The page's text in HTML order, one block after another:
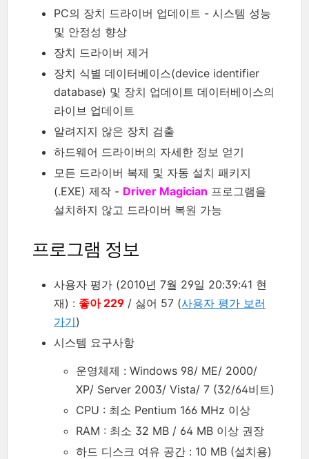
PC의 장치 드라이버 업데이트 - 시스템 성능
및 안정성 향상
장치 드라이버 제거
장치 식별 데이터베이스(device identifier
database) 및 장치 업데이트 데이터베이스의
라이브 업데이트
알려지지 않은 장치 검출
하드웨어 드라이버의 자세한 정보 얻기
모든 드라이버 복제 및 자동 설치 패키지
(.EXE) 제작 - Driver Magician 프로그램을
설치하지 않고 드라이버 복원 가능
프로그램 정보
사용자 평가 (2010년 7월 29일 20:39:41 현
재) : 좋아 229 / 싫어 57 (사용자 평가 보러
가기)
시스템 요구사항
운영체제 : Windows 98/ ME/ 2000/
XP/ Server 2003/ Vista/ 7 (32/64비트)
CPU : 최소 Pentium 166 MHz 이상
RAM : 최소 32 MB / 64 MB 이상 권장
하드 디스크 여유 공간 : 10 MB (설치용)